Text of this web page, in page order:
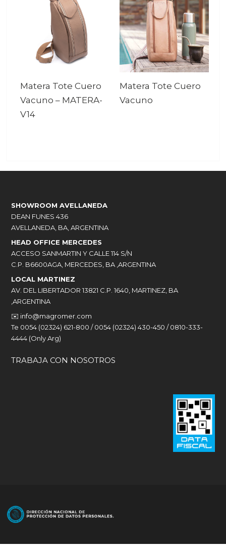
Matera Tote Cuero
Vacuno – MATERA-
V14
Matera Tote Cuero
Vacuno
SHOWROOM AVELLANEDA
DEAN FUNES 436
AVELLANEDA, BA, ARGENTINA
HEAD OFFICE MERCEDES
ACCESO SANMARTIN Y CALLE 114 S/N
C.P. B6600AGA, MERCEDES, BA ,ARGENTINA
LOCAL MARTINEZ
AV. DEL LIBERTADOR 13821 C.P. 1640, MARTINEZ, BA
,ARGENTINA
✉️ info@magromer.com
Te 0054 (02324) 621-800 / 0054 (02324) 430-450 / 0810-333-
4444 (Only Arg)
TRABAJA CON NOSOTROS